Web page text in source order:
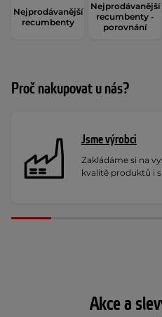
Nejprodávanější
recumbenty
Nejprodávanější
recumbenty -
porovnání
Proč nakupovat u nás?
Jsme výrobci
Zakládáme si na
kvalitě produktů i
Akce a